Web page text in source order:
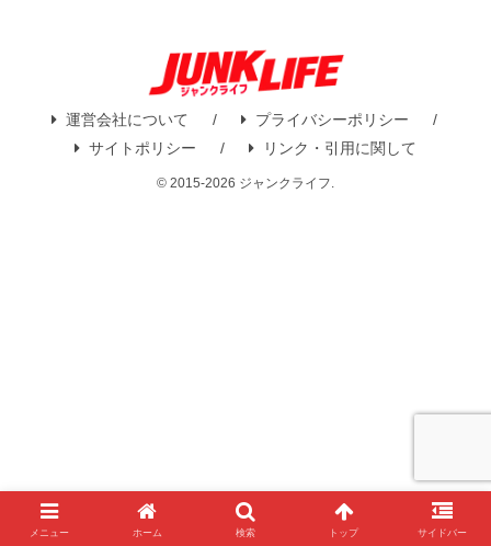
運営会社について
プライバシーポリシー
サイトポリシー
リンク・引用に関して
© 2015-2026 ジャンクライフ.
メニュー ホーム 検索 トップ サイドバー